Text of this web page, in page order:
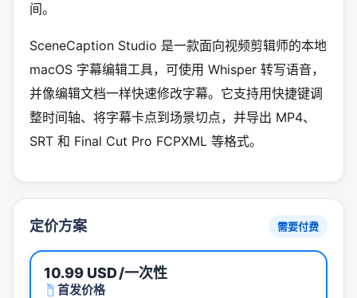
间。
SceneCaption Studio 是一款面向视频剪辑师的本地
macOS 字幕编辑工具，可使用 Whisper 转写语音，
并像编辑文档一样快速修改字幕。它支持用快捷键调
整时间轴、将字幕卡点到场景切点，并导出 MP4、
SRT 和 Final Cut Pro FCPXML 等格式。
定价方案 需要付费
10.99 USD/一次性
首发价格